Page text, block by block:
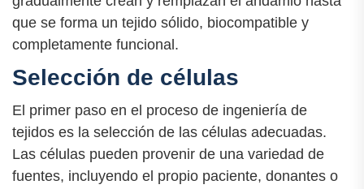
que se forma un tejido sólido, biocompatible y
completamente funcional.
Selección de células
El primer paso en el proceso de ingeniería de
tejidos es la selección de las células adecuadas.
Las células pueden provenir de una variedad de
fuentes, incluyendo el propio paciente, donantes o